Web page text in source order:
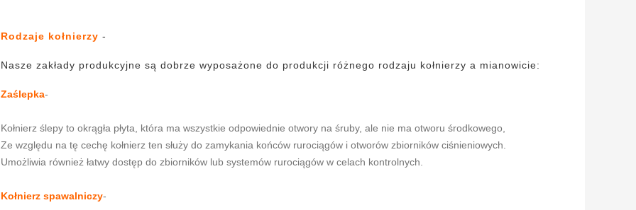
Rodzaje kołnierzy -
Nasze zakłady produkcyjne są dobrze wyposażone do produkcji różnego rodzaju kołnierzy a mianowicie:
Zaślepka-
Kołnierz ślepy to okrągła płyta, która ma wszystkie odpowiednie otwory na śruby, ale nie ma otworu środkowego,
Ze względu na tę cechę kołnierz ten służy do zamykania końców rurociągów i otworów zbiorników ciśnieniowych.
Umożliwia również łatwy dostęp do zbiorników lub systemów rurociągów w celach kontrolnych.
Kołnierz spawalniczy-